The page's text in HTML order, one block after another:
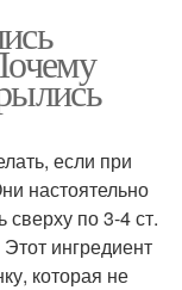
если при
настоятельно
по 3-4 ст.
ингредиент
которая не